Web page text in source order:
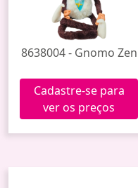
8638004 - Gnomo Zen
Cadastre-se para
ver os preços